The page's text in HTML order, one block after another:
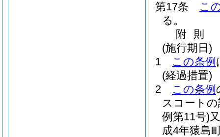
第17条
こ
る。
附 則
(施行期日)
1
この条例
(経過措置)
2
この条例
スコート
例第11号)
成4年猿島